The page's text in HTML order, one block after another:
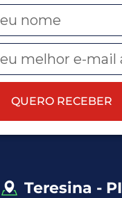
QUERO RECEBER
Teresina - PI